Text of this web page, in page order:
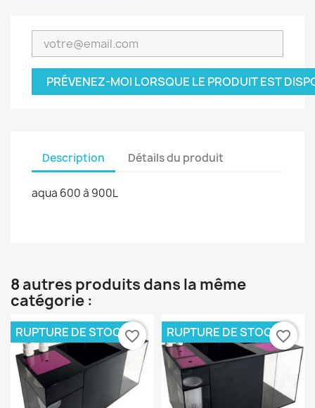
PRÉVENEZ-MOI LORSQUE LE PRODUIT EST
Description Détails du produit
aqua 600 à 900L
8 autres produits dans la même
catégorie :
RUPTURE DE STOCKfavorite_border RUPTURE DE STOCKfavorite_border